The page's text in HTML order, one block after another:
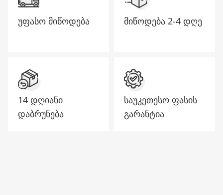
უფასო მიწოდება
14 დღიანი
დაბრუნება
მიწოდება 2-4 დღე
საუკეთესო ფასის
გარანტია